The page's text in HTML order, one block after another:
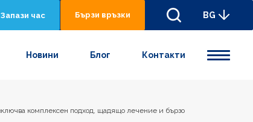
Запази час Бързи връзки BG
Новини Блог Контакти
комплексен подход, щадящо лечение и бързо